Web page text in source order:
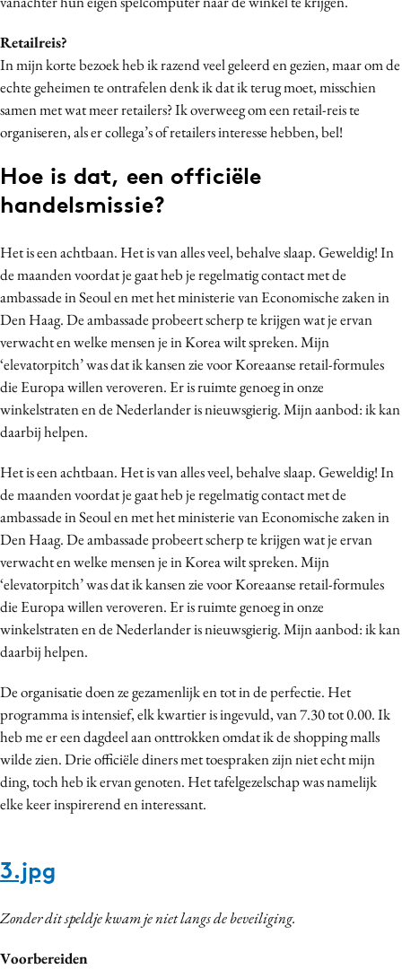
Retailreis?
In mijn korte bezoek heb ik razend veel geleerd en gezien, maar om de
echte geheimen te ontrafelen denk ik dat ik terug moet, misschien
samen met wat meer retailers? Ik overweeg om een retail-reis te
organiseren, als er collega’s of retailers interesse hebben, bel!
Hoe is dat, een officiële
handelsmissie?
Het is een achtbaan. Het is van alles veel, behalve slaap. Geweldig! In
de maanden voordat je gaat heb je regelmatig contact met de
ambassade in Seoul en met het ministerie van Economische zaken in
Den Haag. De ambassade probeert scherp te krijgen wat je ervan
verwacht en welke mensen je in Korea wilt spreken. Mijn
‘elevatorpitch’ was dat ik kansen zie voor Koreaanse retail-formules
die Europa willen veroveren. Er is ruimte genoeg in onze
winkelstraten en de Nederlander is nieuwsgierig. Mijn aanbod: ik kan
daarbij helpen.
Het is een achtbaan. Het is van alles veel, behalve slaap. Geweldig! In
de maanden voordat je gaat heb je regelmatig contact met de
ambassade in Seoul en met het ministerie van Economische zaken in
Den Haag. De ambassade probeert scherp te krijgen wat je ervan
verwacht en welke mensen je in Korea wilt spreken. Mijn
‘elevatorpitch’ was dat ik kansen zie voor Koreaanse retail-formules
die Europa willen veroveren. Er is ruimte genoeg in onze
winkelstraten en de Nederlander is nieuwsgierig. Mijn aanbod: ik kan
daarbij helpen.
De organisatie doen ze gezamenlijk en tot in de perfectie. Het
programma is intensief, elk kwartier is ingevuld, van 7.30 tot 0.00. Ik
heb me er een dagdeel aan onttrokken omdat ik de shopping malls
wilde zien. Drie officiële diners met toespraken zijn niet echt mijn
ding, toch heb ik ervan genoten. Het tafelgezelschap was namelijk
elke keer inspirerend en interessant.
3.jpg
Zonder dit speldje kwam je niet langs de beveiliging.
Voorbereiden